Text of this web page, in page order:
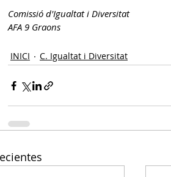
Comissió d'Igualtat i Diversitat
AFA 9 Graons
INICI C. Igualtat i Diversitat